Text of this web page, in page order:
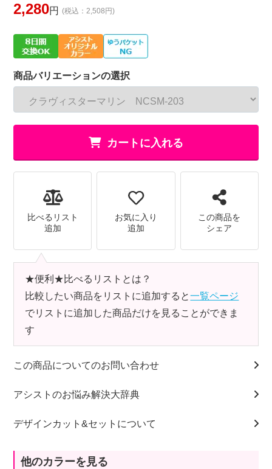
2,280円 (税込：2,508円)
商品バリエーションの選択
カートに入れる
比べるリスト
追加
お気に入り
追加
この商品を
シェア
★便利★比べるリストとは？
比較したい商品をリストに追加すると一覧ページ
でリストに追加した商品だけを見ることができま
す
この商品についてのお問い合わせ
アシストのお悩み解決大辞典
デザインカット&セットについて
他のカラーを見る